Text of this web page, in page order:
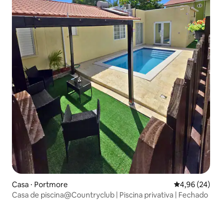
Casa ⋅ Portmore 4,96 de uma
4,96 (24)
Casa de piscina@Countryclub | Piscina privativa | Fechado